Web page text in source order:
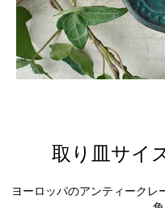
取り皿サイ
ヨーロッパのアンティーク